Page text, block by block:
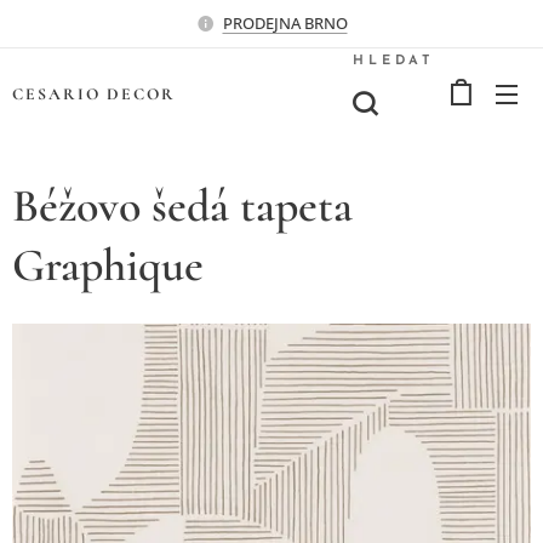
PRODEJNA BRNO
CESARIO DECOR
HLEDAT
Béžovo šedá tapeta
Graphique